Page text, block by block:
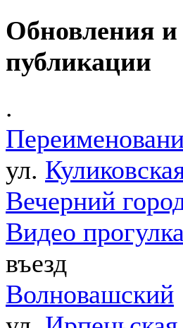
Обновления и
публикации
.
ул.
Вечерний
Видео прогулка
въезд
Волновашский